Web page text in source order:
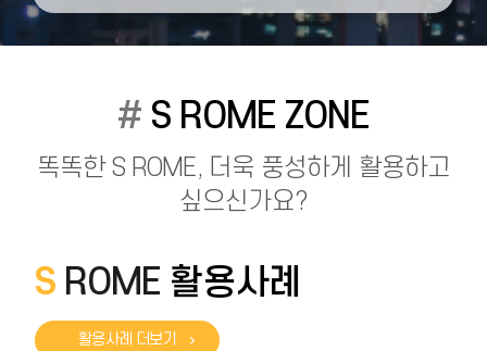
#S ROME ZONE
똑똑한 S ROME, 더욱 풍성하게 활용하고
싶으신가요?
S ROME 활용사례
활용사례 더보기